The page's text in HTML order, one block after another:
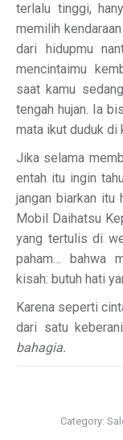
terlalu tinggi,
memilih
dari hidupmu
mencintaimu
saat kamu
tengah hujan. Ia
mata ikut duduk di
Jika selama
entah itu ingin
jangan biarkan itu
Mobil Daihatsu
yang tertulis di
paham… bahwa
kisah: butuh hati
Karena seperti
dari satu
bahagia.
Category: